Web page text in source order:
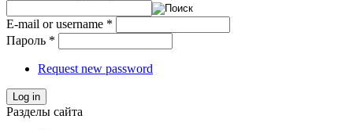
E-mail or username *
Пароль *
Request new password
Log in
Разделы сайта